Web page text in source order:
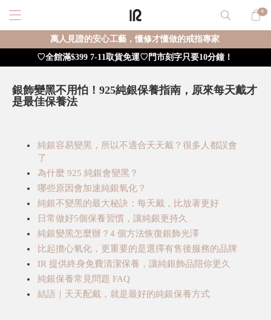
0
萬人見證的安心工藝，懂修才懂做的戒指專家
♡全館滿$399 7-11取貨免運♡門市刻字只要10分鐘！
銀飾變黑不用怕！925純銀保養指南，原來每天戴才
是最佳保養法
純銀容易變黑，所以不適合天天戴？很多人都誤會
了
為什麼 925 純銀會變黑？
哪些原因會加速純銀氧化？
純銀不變黑的最大秘訣：每天戴，比放著更好
日常做好5個保養習慣，讓純銀更持久
純銀變黑怎麼辦？4 個方法恢復銀飾光澤
比起擔心氧化，更重要的是選擇有售後服務的品牌
IR 提供終身免費清潔保養，讓純銀飾品陪你更久
純銀保養常見問題 FAQ
結語｜天天配戴，就是最好的純銀保養方式